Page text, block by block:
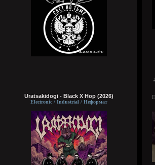
Uratsakidogi - Black X Hop (2026)
Electronic / Industrial / Неформат